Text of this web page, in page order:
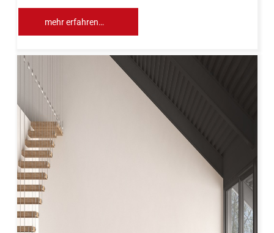
mehr erfahren…